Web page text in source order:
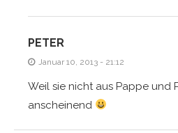
PETER
Januar 10, 2013 - 21:12
Weil sie nicht aus Pappe und
anscheinend